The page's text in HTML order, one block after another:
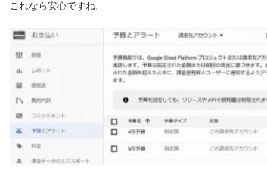
これなら安心ですね。